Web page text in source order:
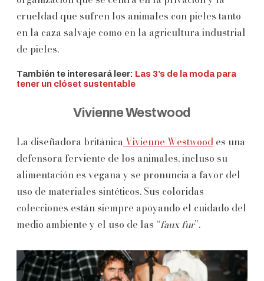
crueldad que sufren los animales con pieles tanto
en la caza salvaje como en la agricultura industrial
de pieles.
También te interesará leer: Las 3’s de la moda para
tener un clóset sustentable
Vivienne Westwood
La diseñadora británica Vivienne Westwood es una
defensora ferviente de los animales, incluso su
alimentación es vegana y se pronuncia a favor del
uso de materiales sintéticos. Sus coloridas
colecciones están siempre apoyando el cuidado del
medio ambiente y el uso de las “faux fur”.